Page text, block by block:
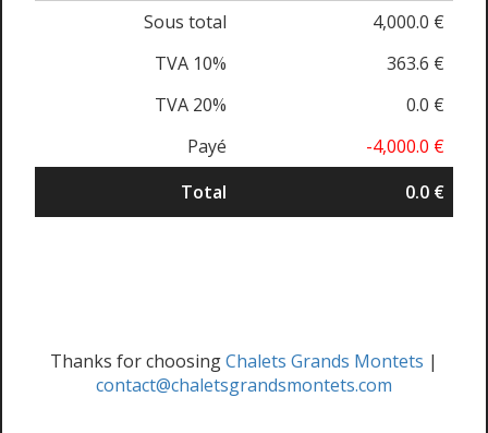
Sous total
4,000.0 €
TVA 10%
363.6 €
TVA 20%
0.0 €
Payé
-4,000.0 €
Total
0.0 €
Thanks for choosingChalets Grands Montets |
contact@chaletsgrandsmontets.com